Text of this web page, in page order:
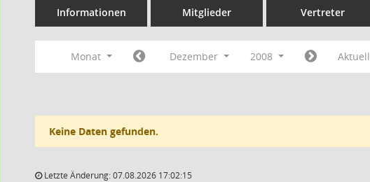
Informationen Mitglieder Vertreter
Monat Dezember 2008 Aktuell
Keine Daten gefunden.
Letzte Änderung: 07.08.2026 17:02:15